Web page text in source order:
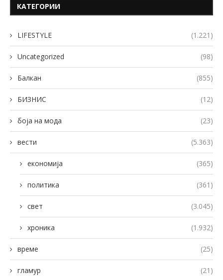
КАТЕГОРИИ
LIFESTYLE (1.221)
Uncategorized (98)
Балкан (855)
БИЗНИС (12)
боја на мода (23)
вести (5.363)
економија (365)
политика (361)
свет (3.045)
хроника (1.932)
време (25)
гламур (21)